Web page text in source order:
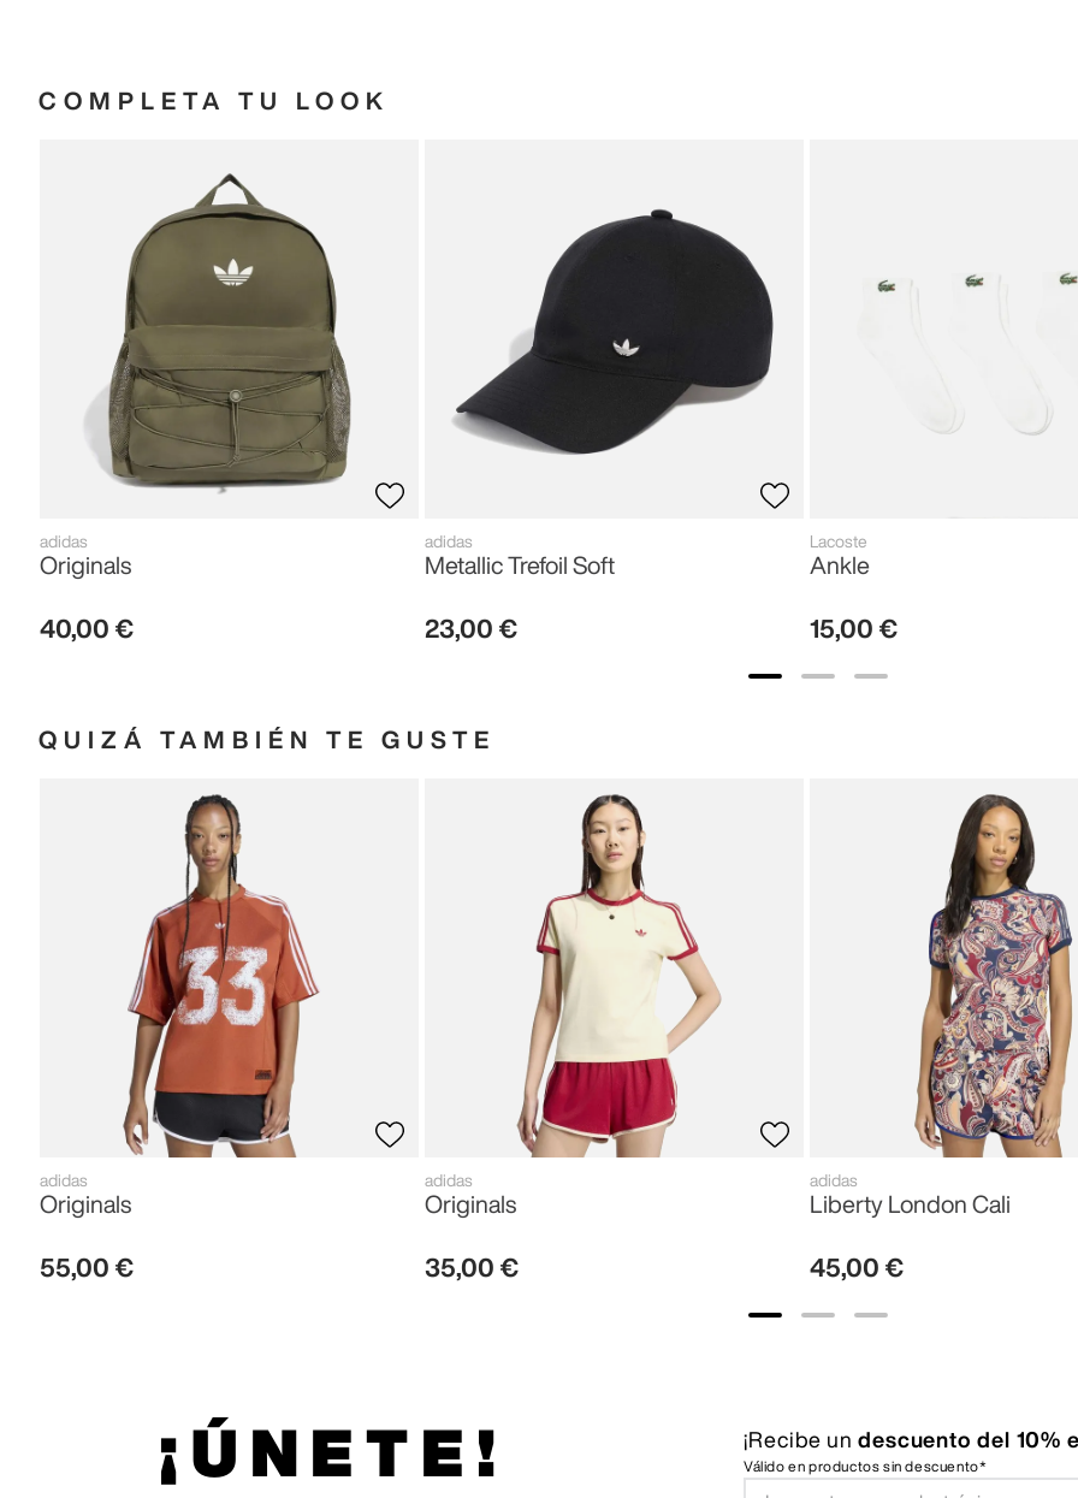
COMPLETA TU LOOK
adidas
Originals
40,00 €
adidas
Metallic Trefoil Soft
23,00 €
Lacoste
Ankle
15,00 €
QUIZÁ TAMBIÉN TE GUSTE
adidas
Originals
55,00 €
adidas
Originals
35,00 €
adidas
Liberty London Cali
45,00 €
¡ÚNETE! ¡Recibe un descuento del 10%
Válido en productos sin descuento*